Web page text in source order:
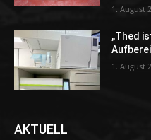
1. August
„Thed
1. August
AKTUELL